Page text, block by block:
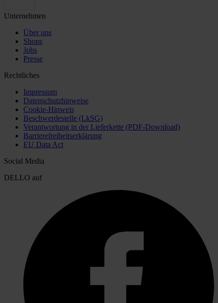
Unternehmen
Über uns
Shops
Jobs
Presse
Rechtliches
Impressum
Datenschutzhinweise
Cookie-Hinweis
Beschwerdestelle (LkSG)
Verantwortung in der Lieferkette (PDF-Download)
Barrierefreiheitserklärung
EU Data Act
Social Media
DELLO auf